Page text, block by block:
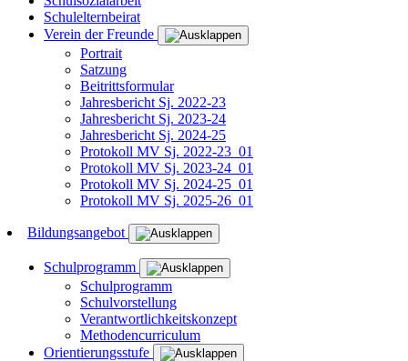
Schulelternbeirat
Verein der Freunde
Portrait
Satzung
Beitrittsformular
Jahresbericht Sj. 2022-23
Jahresbericht Sj. 2023-24
Jahresbericht Sj. 2024-25
Protokoll MV Sj. 2022-23_01
Protokoll MV Sj. 2023-24_01
Protokoll MV Sj. 2024-25_01
Protokoll MV Sj. 2025-26_01
Bildungsangebot
Schulprogramm
Schulprogramm
Schulvorstellung
Verantwortlichkeitskonzept
Methodencurriculum
Orientierungsstufe